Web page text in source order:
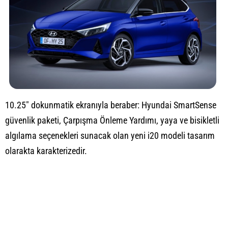
10.25" dokunmatik ekranıyla beraber: Hyundai SmartSense
güvenlik paketi, Çarpışma Önleme Yardımı, yaya ve bisikletli
algılama seçenekleri sunacak olan yeni i20 modeli tasarım
olarakta karakterizedir.